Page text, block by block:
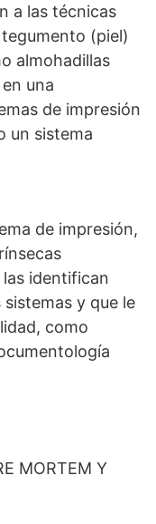
a las técnicas
(piel)
almohadillas
una
de impresión
un sistema
de impresión,
identifican
y que le
como
MORTEM Y